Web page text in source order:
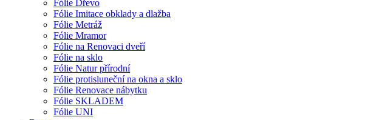
Fólie Dřevo
Fólie Imitace obklady a dlažba
Fólie Metráž
Fólie Mramor
Fólie na Renovaci dveří
Fólie na sklo
Fólie Natur přírodní
Fólie protisluneční na okna a sklo
Fólie Renovace nábytku
Fólie SKLADEM
Fólie UNI